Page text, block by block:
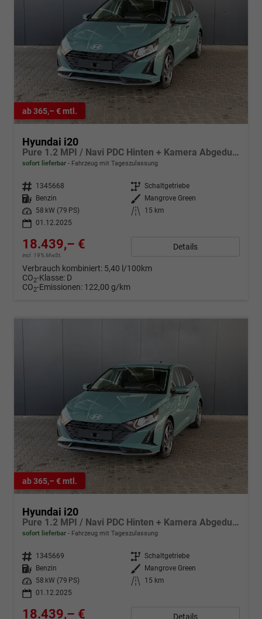
ab 365,– € mtl.
Hyundai i20
Pure 1.2 MPI / Navi PDC Hinten + Kamera Abgedunkelte Scheiben Tempomat Alu 16"
sofort lieferbar Fahrzeug mit Tageszulassung
Fahrzeugnr. 1345668 Getriebe Schaltgetriebe
Kraftstoff
Benzin Außenfarbe
Mangrove Green
Leistung
58 kW (79 PS) Kilometerstand
15 km
01.12.2025
18.439,– €
incl. 19% MwSt.
Details
Verbrauch kombiniert: 5,40 l/100km
CO2-Klasse: D
CO2-Emissionen: 122,00 g/km
ab 365,– € mtl.
Hyundai i20
Pure 1.2 MPI / Navi PDC Hinten + Kamera Abgedunkelte Scheiben Tempomat Alu 16"
sofort lieferbar Fahrzeug mit Tageszulassung
Fahrzeugnr. 1345669 Getriebe Schaltgetriebe
Kraftstoff
Benzin Außenfarbe
Mangrove Green
Leistung
58 kW (79 PS) Kilometerstand
15 km
01.12.2025
18.439,– € Details